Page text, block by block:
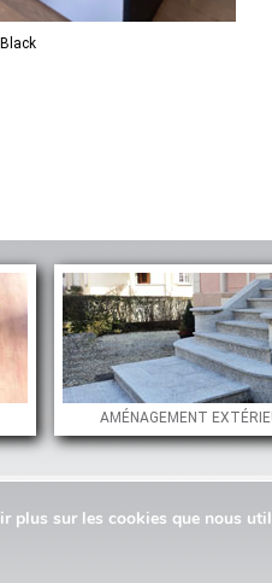
AMÉNAGEMENT
plus sur les cookies que nous